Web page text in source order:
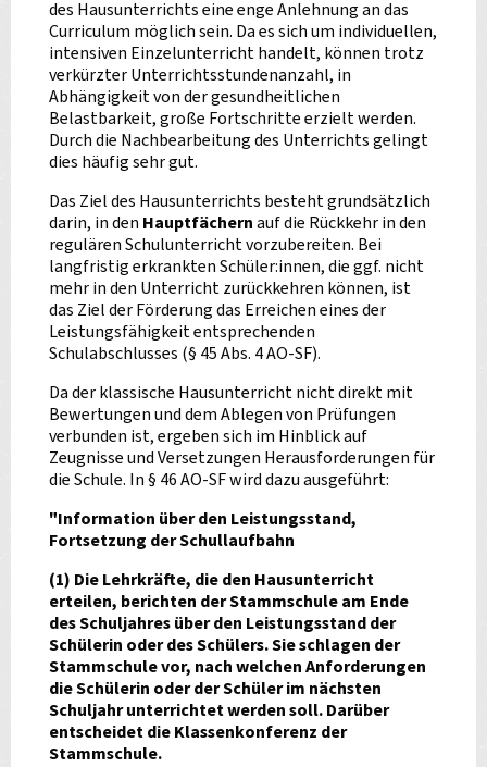
des Hausunterrichts eine enge Anlehnung an das
Curriculum möglich sein. Da es sich um individuellen,
intensiven Einzelunterricht handelt, können trotz
verkürzter Unterrichtsstundenanzahl, in
Abhängigkeit von der gesundheitlichen
Belastbarkeit, große Fortschritte erzielt werden.
Durch die Nachbearbeitung des Unterrichts gelingt
dies häufig sehr gut.
Das Ziel des Hausunterrichts besteht grundsätzlich
darin, in den Hauptfächernauf die Rückkehr in den
regulären Schulunterricht vorzubereiten. Bei
langfristig erkrankten Schüler:innen, die ggf. nicht
mehr in den Unterricht zurückkehren können, ist
das Ziel der Förderung das Erreichen eines der
Leistungsfähigkeit entsprechenden
Schulabschlusses (§ 45 Abs. 4 AO-SF).
Da der klassische Hausunterricht nicht direkt mit
Bewertungen und dem Ablegen von Prüfungen
verbunden ist, ergeben sich im Hinblick auf
Zeugnisse und Versetzungen Herausforderungen für
die Schule. In § 46 AO-SF wird dazu ausgeführt:
"Information über den Leistungsstand,
Fortsetzung der Schullaufbahn
(1) Die Lehrkräfte, die den Hausunterricht
erteilen, berichten der Stammschule am Ende
des Schuljahres über den Leistungsstand der
Schülerin oder des Schülers. Sie schlagen der
Stammschule vor, nach welchen Anforderungen
die Schülerin oder der Schüler im nächsten
Schuljahr unterrichtet werden soll. Darüber
entscheidet die Klassenkonferenz der
Stammschule.